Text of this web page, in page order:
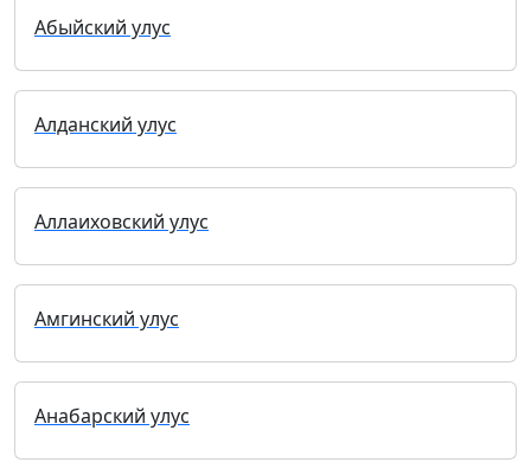
Абыйский улус
Алданский улус
Аллаиховский улус
Амгинский улус
Анабарский улус